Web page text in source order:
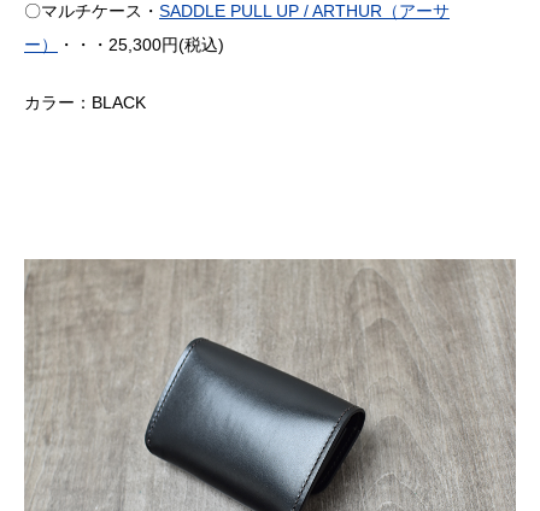
〇マルチケース・ SADDLE PULL UP / ARTHUR（アーサ
ー）
・・・25,300円(税込)
カラー：BLACK